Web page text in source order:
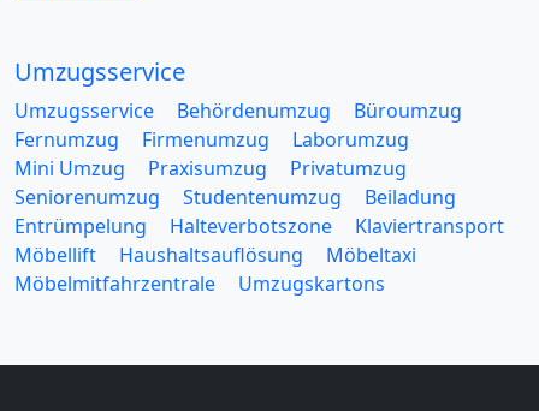
Umzugsservice
Umzugsservice Behördenumzug
Büroumzug
Fernumzug
Firmenumzug
Laborumzug
Mini Umzug
Praxisumzug
Privatumzug
Seniorenumzug
Studentenumzug
Beiladung
Entrümpelung
Halteverbotszone
Klaviertransport
Möbellift
Haushaltsauflösung
Möbeltaxi
Möbelmitfahrzentrale
Umzugskartons